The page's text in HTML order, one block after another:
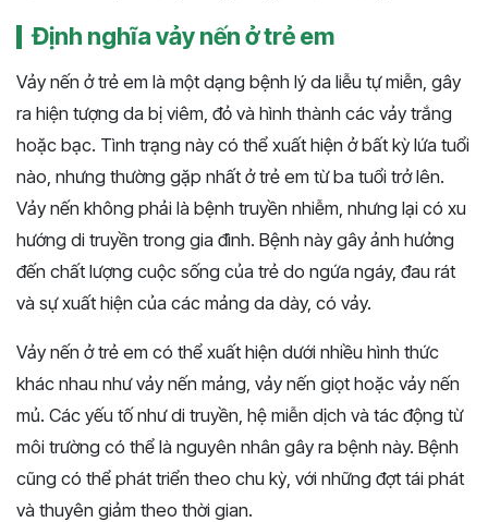
Định nghĩa vảy nến ở trẻ em
Vảy nến ở trẻ em là một dạng bệnh lý da liễu tự miễn, gây
ra hiện tượng da bị viêm, đỏ và hình thành các vảy trắng
hoặc bạc. Tình trạng này có thể xuất hiện ở bất kỳ lứa tuổi
nào, nhưng thường gặp nhất ở trẻ em từ ba tuổi trở lên.
Vảy nến không phải là bệnh truyền nhiễm, nhưng lại có xu
hướng di truyền trong gia đình. Bệnh này gây ảnh hưởng
đến chất lượng cuộc sống của trẻ do ngứa ngáy, đau rát
và sự xuất hiện của các mảng da dày, có vảy.
Vảy nến ở trẻ em có thể xuất hiện dưới nhiều hình thức
khác nhau như vảy nến mảng, vảy nến giọt hoặc vảy nến
mủ. Các yếu tố như di truyền, hệ miễn dịch và tác động từ
môi trường có thể là nguyên nhân gây ra bệnh này. Bệnh
cũng có thể phát triển theo chu kỳ, với những đợt tái phát
và thuyên giảm theo thời gian.